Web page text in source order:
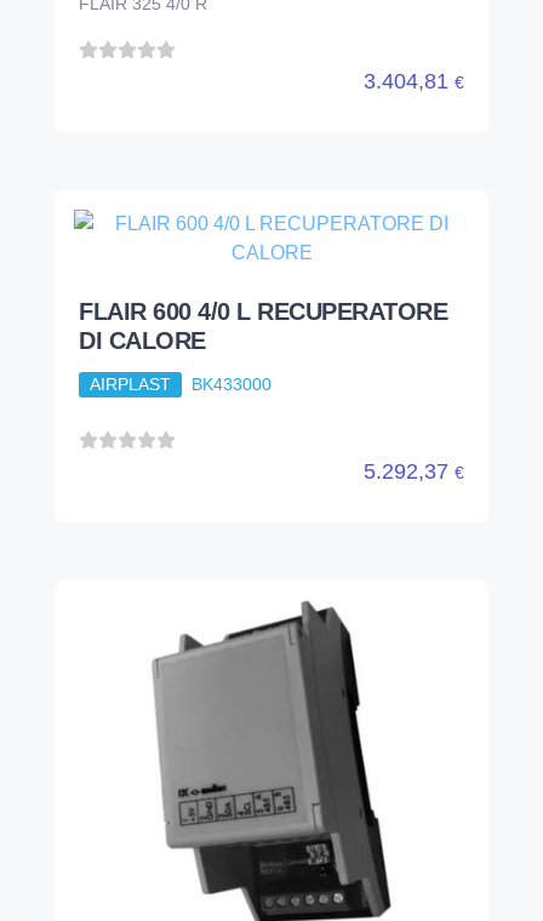
3.404,81 €
FLAIR 600 4/0 L RECUPERATORE
DI CALORE
AIRPLAST BK433000
5.292,37 €